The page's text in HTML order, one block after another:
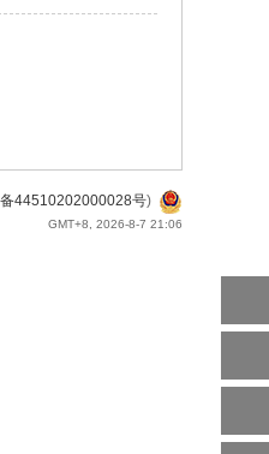
44510202000028号)
GMT+8, 2026-8-7 21:06